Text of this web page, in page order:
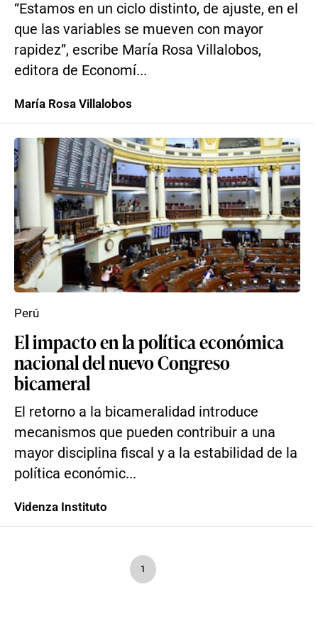
“Estamos en un ciclo distinto, de ajuste, en el
que las variables se mueven con mayor
rapidez”, escribe María Rosa Villalobos,
editora de Economí...
María Rosa Villalobos
El impacto en la política económica
nacional del nuevo Congreso
bicameral
El retorno a la bicameralidad introduce
mecanismos que pueden contribuir a una
mayor disciplina fiscal y a la estabilidad de la
política económic...
Perú
Videnza Instituto
1